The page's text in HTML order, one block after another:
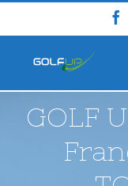
to
content
GOLF